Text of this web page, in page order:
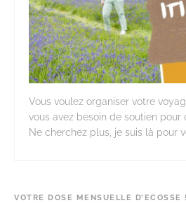
Vous voulez organiser votre
vous avez besoin de soutien pour
Ne cherchez plus, je suis là pour
VOTRE DOSE MENSUELLE D’ECOSSE !